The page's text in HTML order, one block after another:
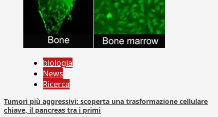
biologia
News
Ricerca
Tumori più aggressivi: scoperta una trasformazione cellulare
chiave, il pancreas tra i primi